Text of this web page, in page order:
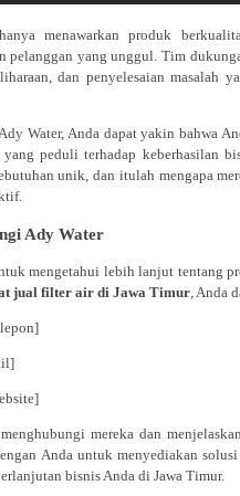
menawarkan produk
pelanggan yang unggul. Tim
dan penyelesaian masalah
Water, Anda dapat yakin bahwa
peduli terhadap keberhasilan
unik, dan itulah mengapa
Ady Water
mengetahui lebih lanjut tentang
jual filter air di Jawa Timur, Anda
mereka dan
Anda untuk menyediakan
bisnis Anda di Jawa Timur.